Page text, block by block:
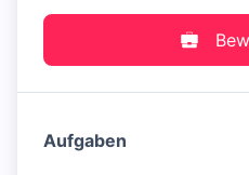
Aufgaben